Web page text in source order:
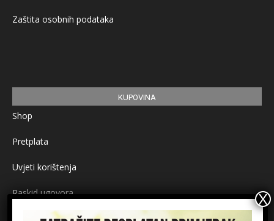
Zaštita osobnih podataka
KUPOVINA
Shop
Pretplata
Uvjeti korištenja
Raskid ugovora
Načini plaćanja